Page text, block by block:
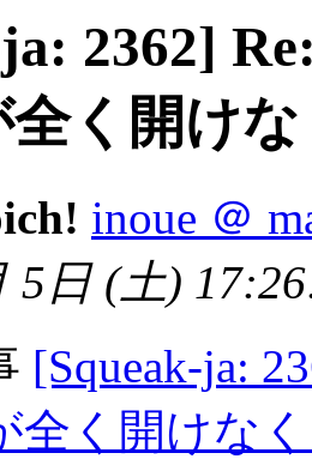
2362]
全く開け
inoue ＠
5日 (土)
[Squeak-ja:
全く開けな